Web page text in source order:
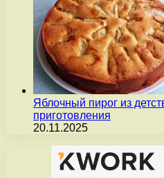
Яблочный пирог из
приготовления
20.11.2025